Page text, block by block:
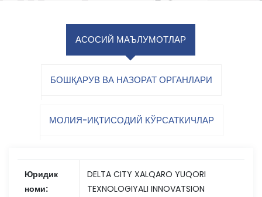
АСОСИЙ МАЪЛУМОТЛАР
БОШҚАРУВ ВА НАЗОРАТ ОРГАНЛАРИ
МОЛИЯ-ИҚТИСОДИЙ КЎРСАТКИЧЛАР
Юридик
номи:
DELTA CITY XALQARO YUQORI
TEXNOLOGIYALI INNOVATSION